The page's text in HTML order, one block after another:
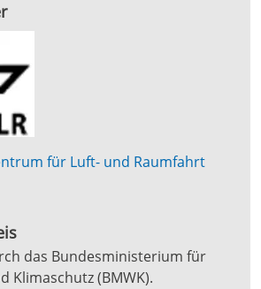
für Luft- und Raumfahrt
das Bundesministerium für
Klimaschutz (BMWK).